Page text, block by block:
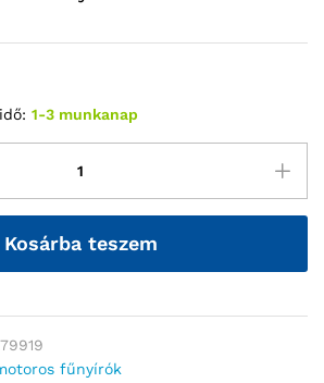
1-3 munkanap
Kosárba teszem
fűnyírók